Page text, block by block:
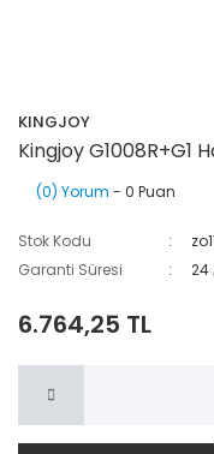
KINGJOY
Kingjoy G1008R+G1
(0) Yorum - 0 Puan
Stok Kodu
Garanti Süresi
24
6.764,25 TL